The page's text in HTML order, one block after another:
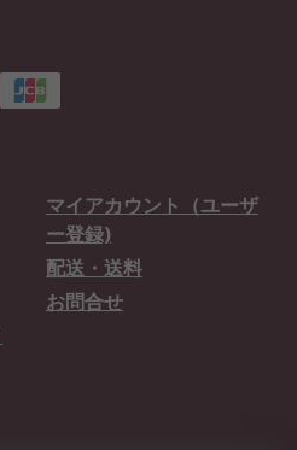
マイアカウント（ユーザ
ー登録)
配送・送料
お問合せ